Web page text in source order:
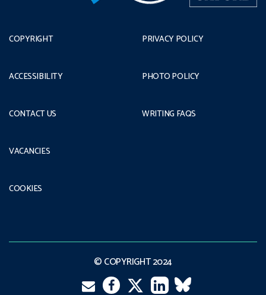
COPYRIGHT
ACCESSIBILITY
CONTACT US
PRIVACY POLICY
PHOTO POLICY
WRITING FAQS
VACANCIES
COOKIES
© COPYRIGHT 2024
Facebook LinkedIn
VK